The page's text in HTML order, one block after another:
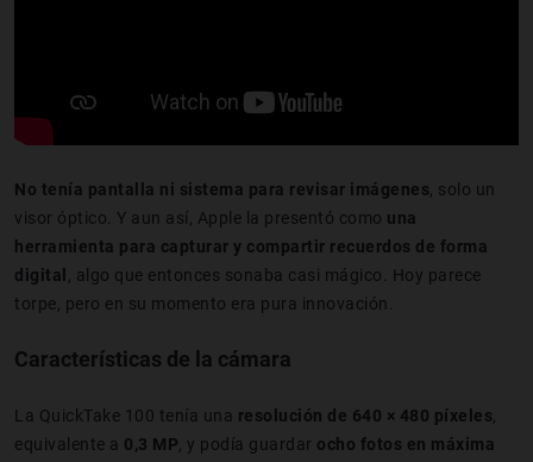
No tenía pantalla ni sistema para revisar imágenes, solo un
visor óptico. Y aun así, Apple la presentó como una
herramienta para capturar y compartir recuerdos de forma
digital , algo que entonces sonaba casi mágico. Hoy parece
torpe, pero en su momento era pura innovación.
Características de la cámara
La QuickTake 100 tenía una resolución de 640 × 480 píxeles,
equivalente a 0,3 MP, y podía guardar ocho fotos en máxima